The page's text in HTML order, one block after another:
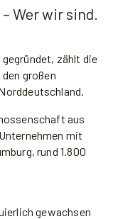
Wer wir sind.
zählt die
großen
aus
mit
rund 1.800
gewachsen